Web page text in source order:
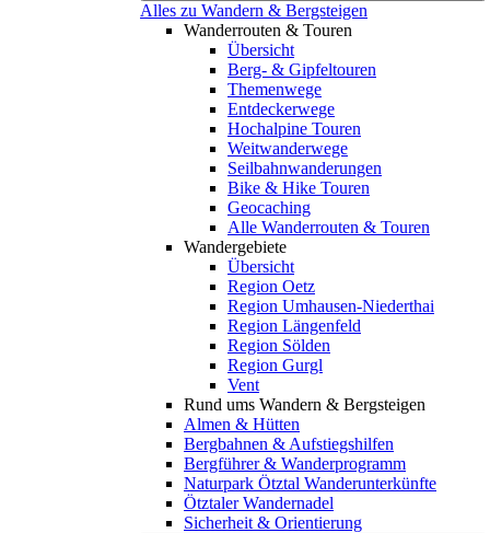
Alles zu Wandern & Bergsteigen
Wanderrouten & Touren
Übersicht
Berg- & Gipfeltouren
Themenwege
Entdeckerwege
Hochalpine Touren
Weitwanderwege
Seilbahnwanderungen
Bike & Hike Touren
Geocaching
Alle Wanderrouten & Touren
Wandergebiete
Übersicht
Region Oetz
Region Umhausen-Niederthai
Region Längenfeld
Region Sölden
Region Gurgl
Vent
Rund ums Wandern & Bergsteigen
Almen & Hütten
Bergbahnen & Aufstiegshilfen
Bergführer & Wanderprogramm
Naturpark Ötztal Wanderunterkünfte
Ötztaler Wandernadel
Sicherheit & Orientierung